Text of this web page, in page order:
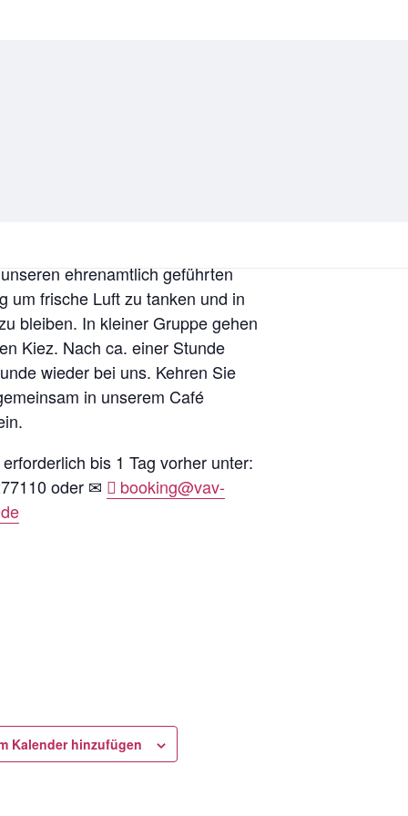
ehrenamtlich geführten
um frische Luft zu tanken und in
bleiben. In kleiner Gruppe gehen
Kiez. Nach ca. einer Stunde
wieder bei uns. Kehren Sie
in unserem Café
bis 1 Tag vorher unter:
oder ✉
booking@vav-
Kalender hinzufügen